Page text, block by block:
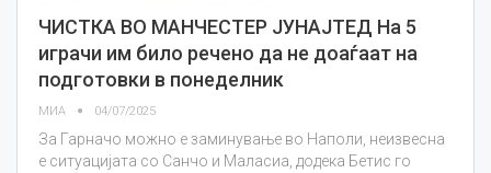
ЧИСТКА ВО МАНЧЕСТЕР ЈУНАЈТЕД На 5
играчи им било речено да не доаѓаат на
подготовки в понеделник
МИА 04/07/2025
За Гарначо можно е заминување во Наполи, неизвесна
е ситуацијата со Санчо и Маласиа, додека Бетис го